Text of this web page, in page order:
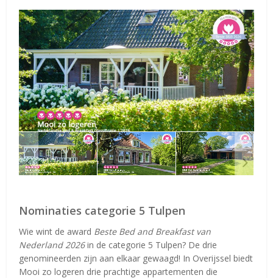
Nominaties categorie 5 Tulpen
Wie wint de award Beste Bed and Breakfast van
Nederland 2026in de categorie 5 Tulpen? De drie
genomineerden zijn aan elkaar gewaagd! In Overijssel biedt
Mooi zo logeren drie prachtige appartementen die